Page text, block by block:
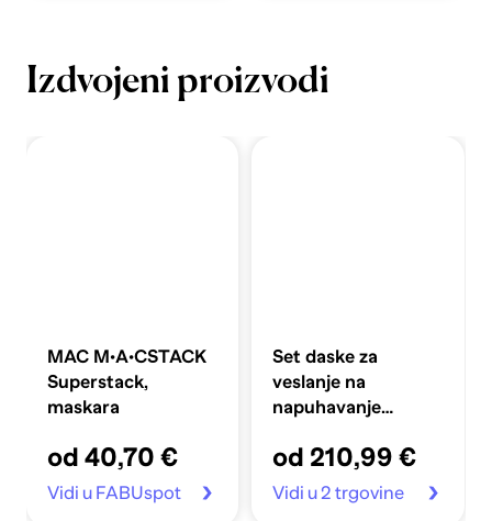
Izdvojeni proizvodi
MAC M·A·CSTACK
Superstack,
maskara
od 40,70 €
Vidi u FABUspot
Set daske za
veslanje na
napuhavanje
plavi
od 210,99 €
Vidi u 2 trgovine